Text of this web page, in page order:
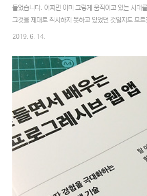
들었습니다. 어쩌면 이미 그렇게 움직이고 있는 시대
그것을 제대로 직시하지 못하고 있었던 것일지도 모르
고 있었던 것들을 책을 보면서 조금이나마 이해할 수
근무한 경험을 가진 저자가 들려주는 브랜드에 대한
은 시간이었습니다. 확실히 코카콜라가 판매하고 있는
이 틀림없지만, 우리가 이미 익숙해진 한가지는 음료
아니라 ‘문화’를, 그리고 ‘경험’을 제공하는 서비스라
다. 判断を下しているのは理性..
2019. 6. 14.